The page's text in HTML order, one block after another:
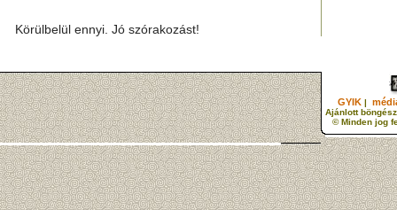
Körülbelül ennyi. Jó szórakozást!
GYIK |
Ajánlott
© Minden jog